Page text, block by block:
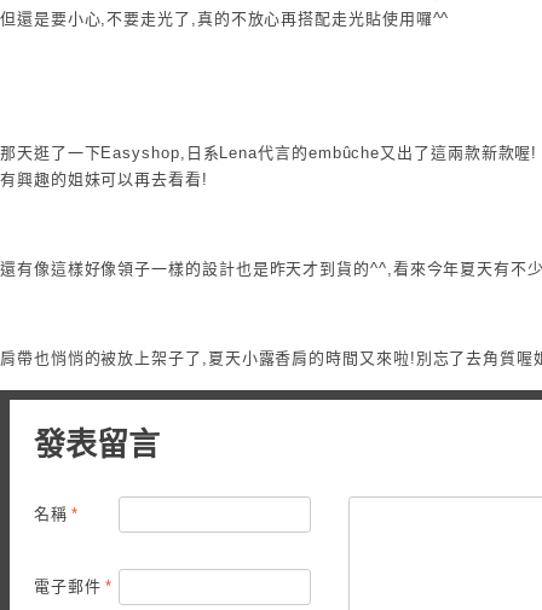
但還是要小心,不要走光了,真的不放心再搭配走光貼使用囉^^
那天逛了一下Easyshop,日系Lena代言的embûche又出了這兩款新款喔!
有興趣的姐妹可以再去看看!
還有像這樣好像領子一樣的設計也是昨天才到貨的^^,看來今年夏天有不
肩帶也悄悄的被放上架子了,夏天小露香肩的時間又來啦!別忘了去角質
發表留言
名稱 *
電子郵件 *